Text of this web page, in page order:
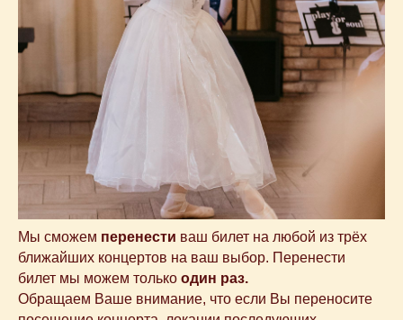
Мы сможем перенести ваш билет на любой из трёх
ближайших концертов на ваш выбор. Перенести
билет мы можем только один раз.
Обращаем Ваше внимание, что если Вы переносите